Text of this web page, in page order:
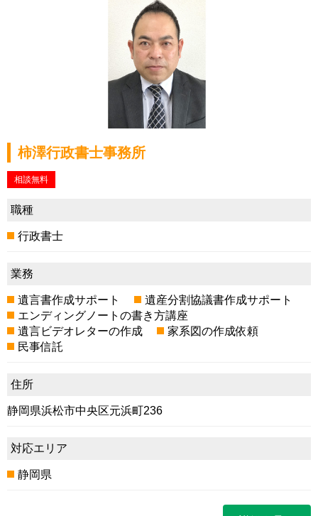
柿澤行政書士事務所
相談無料
職種
行政書士
業務
遺言書作成サポート
遺産分割協議書作成サポート
エンディングノートの書き方講座
遺言ビデオレターの作成
家系図の作成依頼
民事信託
住所
静岡県浜松市中央区元浜町236
対応エリア
静岡県